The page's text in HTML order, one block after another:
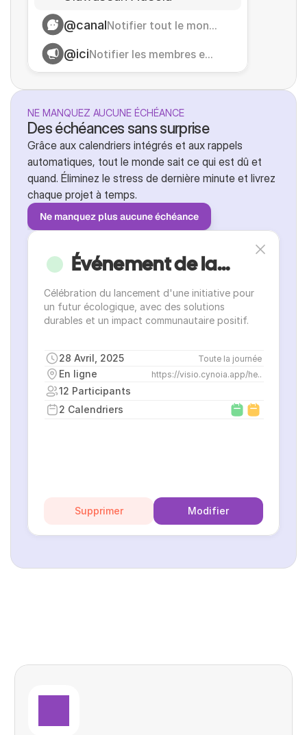
@canalNotifier tout le mon...
@iciNotifier les membres e...
NE MANQUEZ AUCUNE ÉCHÉANCE
Des échéances sans surprise
Grâce aux calendriers intégrés et aux rappels
automatiques, tout le monde sait ce qui est dû et
quand. Éliminez le stress de dernière minute et livrez
chaque projet à temps.
Ne manquez plus aucune échéance
Événement de la...
Célébration du lancement d'une initiative pour
un futur écologique, avec des solutions
durables et un impact communautaire positif.
28 Avril, 2025 Toute la journée
En ligne https://visio.cynoia.app/he..
12 Participants
2 Calendriers
Supprimer Modifier